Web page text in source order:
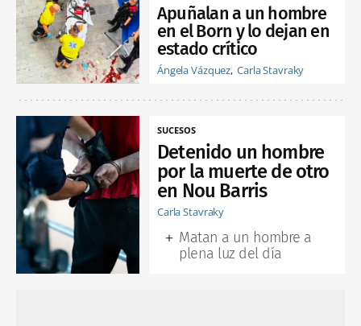
Apuñalan a un hombre
en el Born y lo dejan en
estado crítico
Ángela Vázquez Carla Stavraky
SUCESOS
Detenido un hombre
por la muerte de otro
en Nou Barris
Carla Stavraky
Matan a un hombre a
plena luz del día